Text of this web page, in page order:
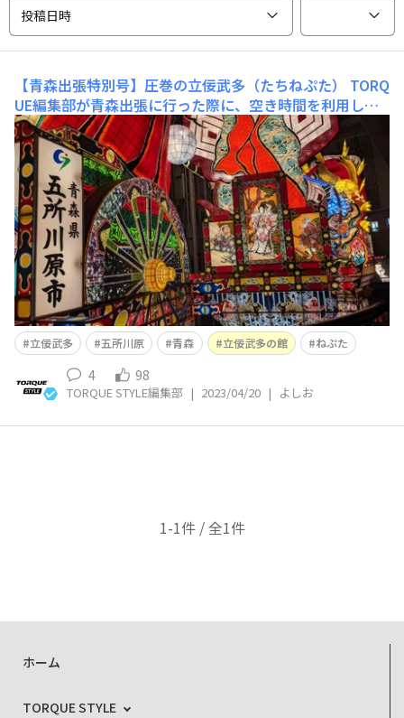
投稿日時
【青森出張特別号】圧巻の立佞武多（たちねぷた）
TORQ
UE編集部が青森出張に行った際に、空き時間を利用し
て、五所川原市の「立佞武多の館（たちねぷたのやか
た）」に行ってきました。 我々が訪れたのは、お土産や
立佞武多グッズを販売している「物産コーナー 花しょう
ぶ」と、祭りで使う大型立佞武多を展示している「立佞武
多展示室」です。
立佞武多 五所川原 青森 立佞武多の館 ねぷた
4 98
TORQUE STYLE編集部 | 2023/04/20 | よしお
1-1件 / 全1件
ホーム
TORQUE STYLE